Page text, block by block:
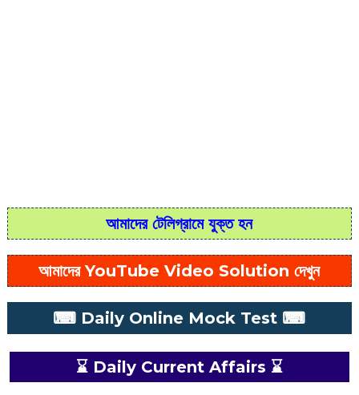
আমাদের টেলিগ্রামে যুক্ত হন
আমাদের YouTube Video Solution দেখুন
⌨ Daily Online Mock Test ⌨
⌛ Daily Current Affairs ⌛